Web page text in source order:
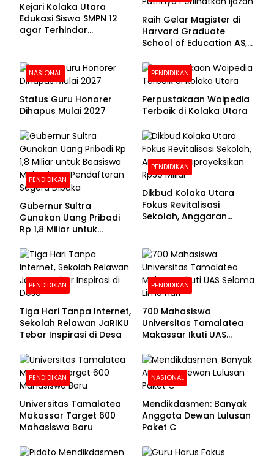
Kejari Kolaka Utara
Edukasi Siswa SMPN 12
agar Terhindar
Raih Gelar Magister di
Harvard Graduate
School of Education AS,
Foto Putrinya Perlihatkan
Ijazah
NASIONAL
Status Guru Honorer
Dihapus Mulai 2027
PENDIDIKAN
Perpustakaan Woipedia
Terbaik di Kolaka Utara
PENDIDIKAN
Gubernur Sultra
Gunakan Uang Pribadi
Rp 1,8 Miliar untuk
Pendaftaran Segera
Dibuka
PENDIDIKAN
Dikbud Kolaka Utara
Fokus Revitalisasi
Sekolah, Anggaran
PENDIDIKAN
Tiga Hari Tanpa Internet,
Sekolah Relawan JaRIKU
Tebar Inspirasi di Desa
PENDIDIKAN
700 Mahasiswa
Universitas Tamalatea
Makassar Ikuti UAS
PENDIDIKAN
Universitas Tamalatea
Makassar Target 600
Mahasiswa Baru
NASIONAL
Mendikdasmen: Banyak
Anggota Dewan Lulusan
Paket C